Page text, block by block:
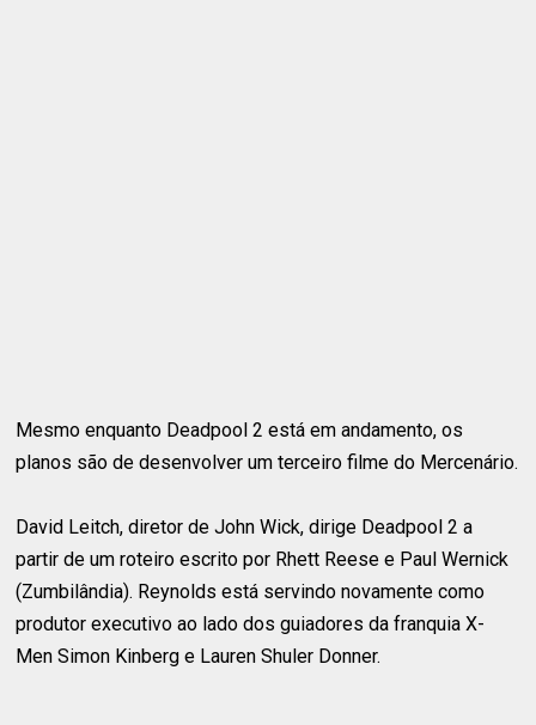
Mesmo enquanto Deadpool 2 está em andamento, os
planos são de desenvolver um terceiro filme do Mercenário.
David Leitch, diretor de John Wick, dirige Deadpool 2 a
partir de um roteiro escrito por Rhett Reese e Paul Wernick
(Zumbilândia). Reynolds está servindo novamente como
produtor executivo ao lado dos guiadores da franquia X-
Men Simon Kinberg e Lauren Shuler Donner.